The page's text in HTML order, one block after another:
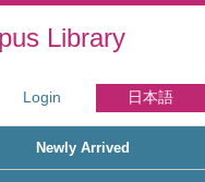
Library
Login 日本語
Newly Arrived